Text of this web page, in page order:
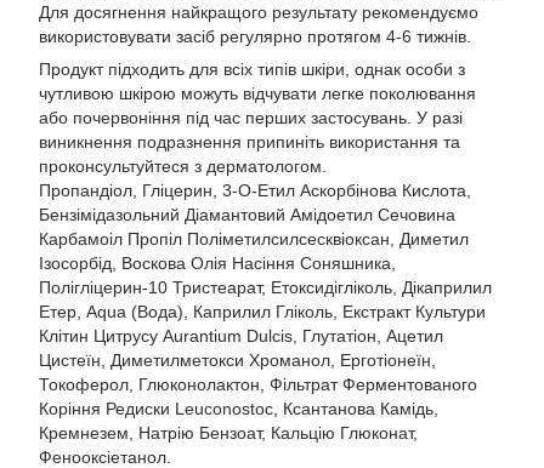
Для досягнення найкращого результату рекомендуємо
використовувати засіб регулярно протягом 4-6 тижнів.
Продукт підходить для всіх типів шкіри, однак особи з
чутливою шкірою можуть відчувати легке поколювання
або почервоніння під час перших застосувань. У разі
виникнення подразнення припиніть використання та
проконсультуйтеся з дерматологом.
Пропандіол, Гліцерин, 3-О-Етил Аскорбінова Кислота,
Бензімідазольний Діамантовий Амідоетил Сечовина
Карбамоіл Пропіл Поліметилсилсесквіоксан, Диметил
Ізосорбід, Воскова Олія Насіння Соняшника,
Полігліцерин-10 Тристеарат, Етоксидігліколь, Дікаприлил
Етер, Aqua (Вода), Каприлил Гліколь, Екстракт Культури
Клітин Цитрусу Aurantium Dulcis, Глутатіон, Ацетил
Цистеїн, Диметилметокси Хроманол, Ерготіонеїн,
Токоферол, Глюконолактон, Фільтрат Ферментованого
Коріння Редиски Leuconostoc, Ксантанова Камідь,
Кремнезем, Натрію Бензоат, Кальцію Глюконат,
Фенооксіетанол.